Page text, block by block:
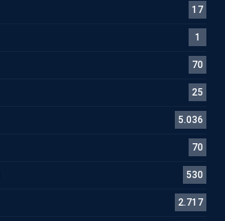
17
1
70
25
5.036
70
530
2.717